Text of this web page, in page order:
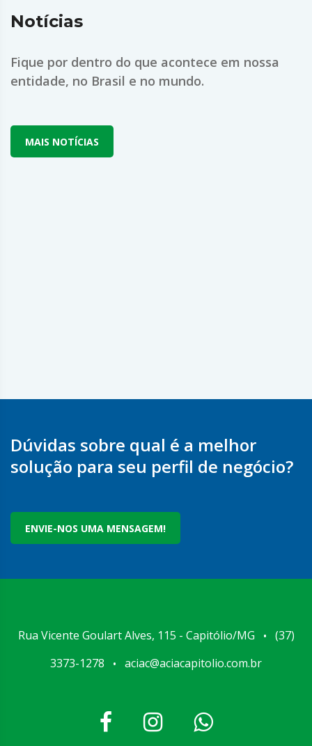
Notícias
Fique por dentro do que acontece em nossa
entidade, no Brasil e no mundo.
MAIS NOTÍCIAS
Dúvidas sobre qual é a melhor
solução para seu perfil de negócio?
ENVIE-NOS UMA MENSAGEM!
Rua Vicente Goulart Alves, 115 - Capitólio/MG •
(37)
3373-1278
• aciac@aciacapitolio.com.br